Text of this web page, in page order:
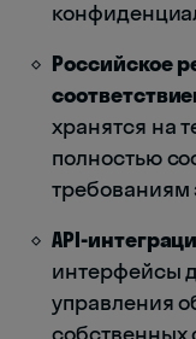
Российское
хранятся на
полностью
требованиям
API-
интерфейсы
управления